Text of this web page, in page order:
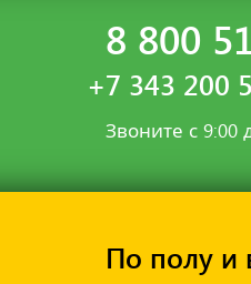
8 800
+7 343 200
Звоните с 9:00
По полу и